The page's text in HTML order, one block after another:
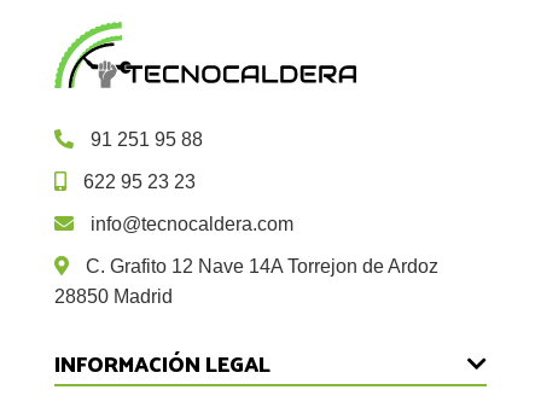
91 251 95 88
622 95 23 23
info@tecnocaldera.com
C. Grafito 12 Nave 14A Torrejon de Ardoz
28850 Madrid
INFORMACIÓN LEGAL